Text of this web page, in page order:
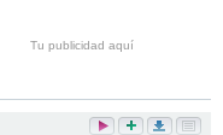
Tu publicidad aquí